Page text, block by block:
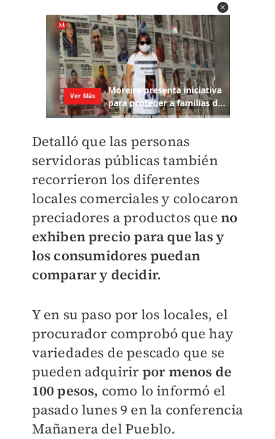
Detalló que las personas
servidoras públicas también
recorrieron los diferentes
locales comerciales y colocaron
preciadores a productos queno
exhiben precio para que las y
los consumidores puedan
comparar y decidir.
Y en su paso por los locales, el
procurador comprobó que hay
variedades de pescado que se
pueden adquirir por menos de
100 pesos, como lo informó el
pasado lunes 9 en la conferencia
Mañanera del Pueblo.